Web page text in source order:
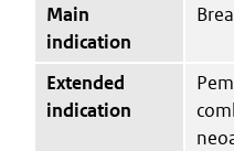
Main
indication
Extended
indication